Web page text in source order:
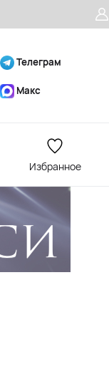
Телеграм
Макс
Избранное